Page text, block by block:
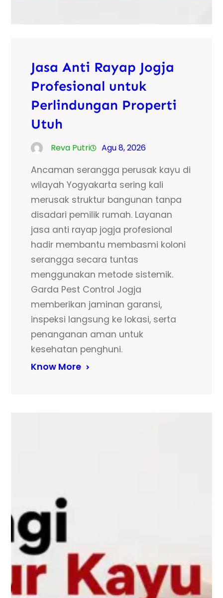
Jasa Anti Rayap Jogja
Profesional untuk
Perlindungan Properti
Utuh
Reva Putri Agu 8, 2026
Ancaman serangga perusak kayu di
wilayah Yogyakarta sering kali
merusak struktur bangunan tanpa
disadari pemilik rumah. Layanan
jasa anti rayap jogja profesional
hadir membantu membasmi koloni
serangga secara tuntas
menggunakan metode sistemik.
Garda Pest Control Jogja
memberikan jaminan garansi,
inspeksi langsung ke lokasi, serta
penanganan aman untuk
kesehatan penghuni.
Know More